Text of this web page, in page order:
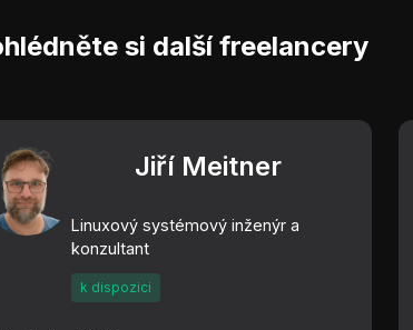
si další freelancery
Jiří Meitner
Linuxový systémový inženýr a
konzultant
k dispozici